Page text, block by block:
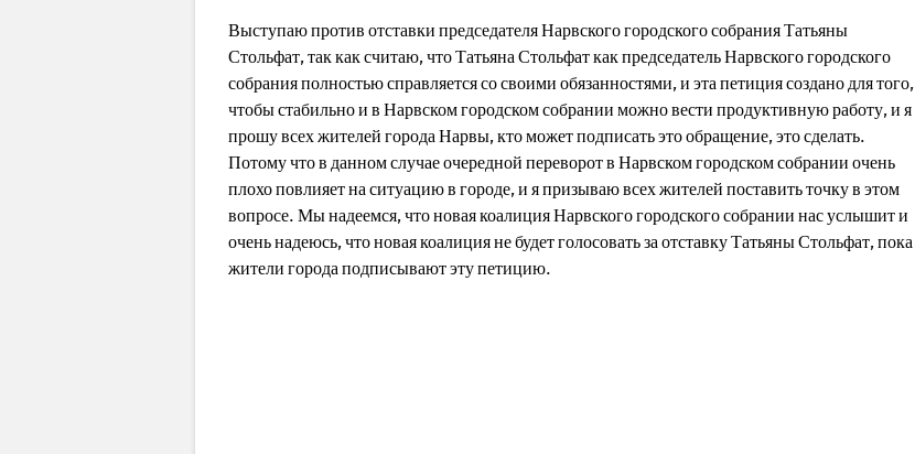
Выступаю против отставки председателя Нарвского городского собрания Татьяны
Стольфат, так как считаю, что Татьяна Стольфат как председатель Нарвского городского
собрания полностью справляется со своими обязанностями, и эта петиция создано для того,
чтобы стабильно и в Нарвском городском собрании можно вести продуктивную работу, и я
прошу всех жителей города Нарвы, кто может подписать это обращение, это сделать.
Потому что в данном случае очередной переворот в Нарвском городском собрании очень
плохо повлияет на ситуацию в городе, и я призываю всех жителей поставить точку в этом
вопросе. Мы надеемся, что новая коалиция Нарвского городского собрании нас услышит и
очень надеюсь, что новая коалиция не будет голосовать за отставку Татьяны Стольфат, пока
жители города подписывают эту петицию.